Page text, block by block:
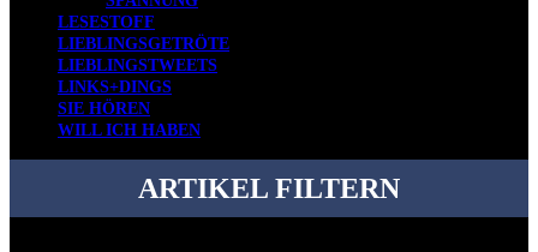
LESESTOFF
LIEBLINGSGETRÖTE
LIEBLINGSTWEETS
LINKS+DINGS
SIE HÖREN
WILL ICH HABEN
ARTIKEL FILTERN